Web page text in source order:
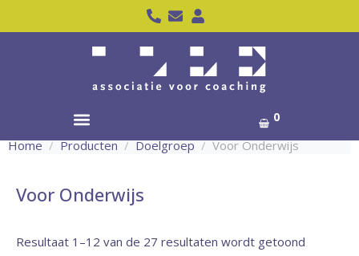
0
Home Producten Doelgroep Voor Onderwijs
Voor Onderwijs
Resultaat 1–12 van de 27 resultaten wordt getoond